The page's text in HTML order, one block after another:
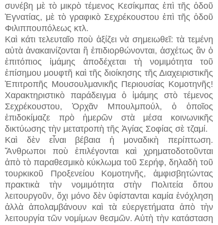
συνέβη μὲ τὸ μικρὸ τέμενος Κεσίκμπας ἐπὶ τῆς ὁδοῦ
Ἐγνατίας, μὲ τὸ γραφικὸ Σεχρέκουστου ἐπὶ τῆς ὁδοῦ
Φιλιππουπόλεως κτλ.
Καὶ κάτι τελευταῖο ποὺ ἀξίζει νὰ σημειωθεῖ: τὰ τεμένη
αὐτὰ ἀνακαινίζονται ἢ ἐπιδιορθώνονται, ἀσχέτως ἂν ὁ
ἐπιτόπιος ἰμάμης ἀποδέχεται τὴ νομιμότητα τοῦ
ἐπίσημου μουφτῆ καὶ τῆς διοίκησης τῆς Διαχειριστικῆς
Ἐπιτροπῆς Μουσουλμανικῆς Περιουσίας Κομοτηνῆς!
Χαρακτηριστικὸ παράδειγμα ὁ ἰμάμης στὸ τέμενος
Σεχρέκουστου, Ὀρχᾶν Μπουλμπούλ, ὁ ὁποῖος
ἐπιδοκίμαζε πρὸ ἡμερῶν στὰ μέσα κοινωνικῆς
δικτύωσης τὴν μετατροπὴ τῆς Ἁγίας Σοφίας σὲ τζαμί.
Καὶ δὲν εἶναι βέβαια ἡ μοναδικὴ περίπτωση.
Ἄνθρωποι ποὺ ἐπιλέγονται καὶ χρηματοδοτοῦνται
ἀπὸ τὸ παραθεσμικὸ κύκλωμα τοῦ Σερήφ, δηλαδὴ τοῦ
τουρκικοῦ Προξενείου Κομοτηνῆς, ἀμφισβητώντας
πρακτικὰ τὴν νομιμότητα στὴν Πολιτεία ὅπου
λειτουργοῦν, ὄχι μόνο δὲν ὑφίστανται καμία ἐνόχληση
ἀλλὰ ἀπολαμβάνουν καὶ τὰ εὐεργετήματα ἀπὸ τὴν
λειτουργία τῶν νομίμων θεσμῶν. Αὐτὴ τὴν κατάσταση